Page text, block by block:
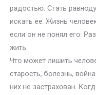
радостью. Стать
искать ее. Жизнь
если он не понял его.
жить.
Что может лишить
старость, болезнь,
них не застрахован.